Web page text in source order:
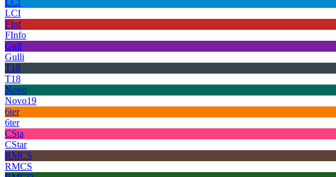
LCI
FInf
FInfo
Gull
Gulli
T18
T18
Novo
Novo19
6ter
6ter
CSta
CStar
RMCS
RMCS